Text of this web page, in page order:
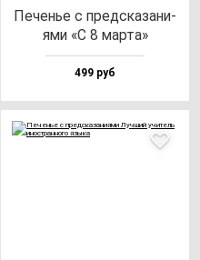
Печенье с пред­ска­за­ни­
ями «С 8 мар­та»
499 руб